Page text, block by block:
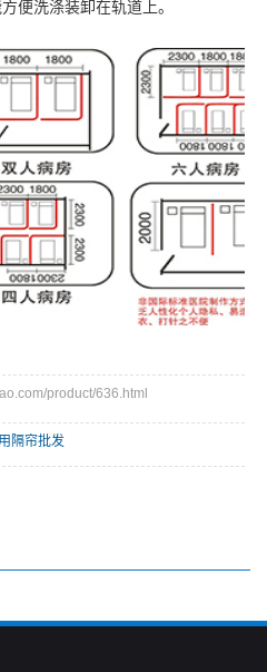
便洗涤装卸在轨道上。
product/636.html
隔帘批发